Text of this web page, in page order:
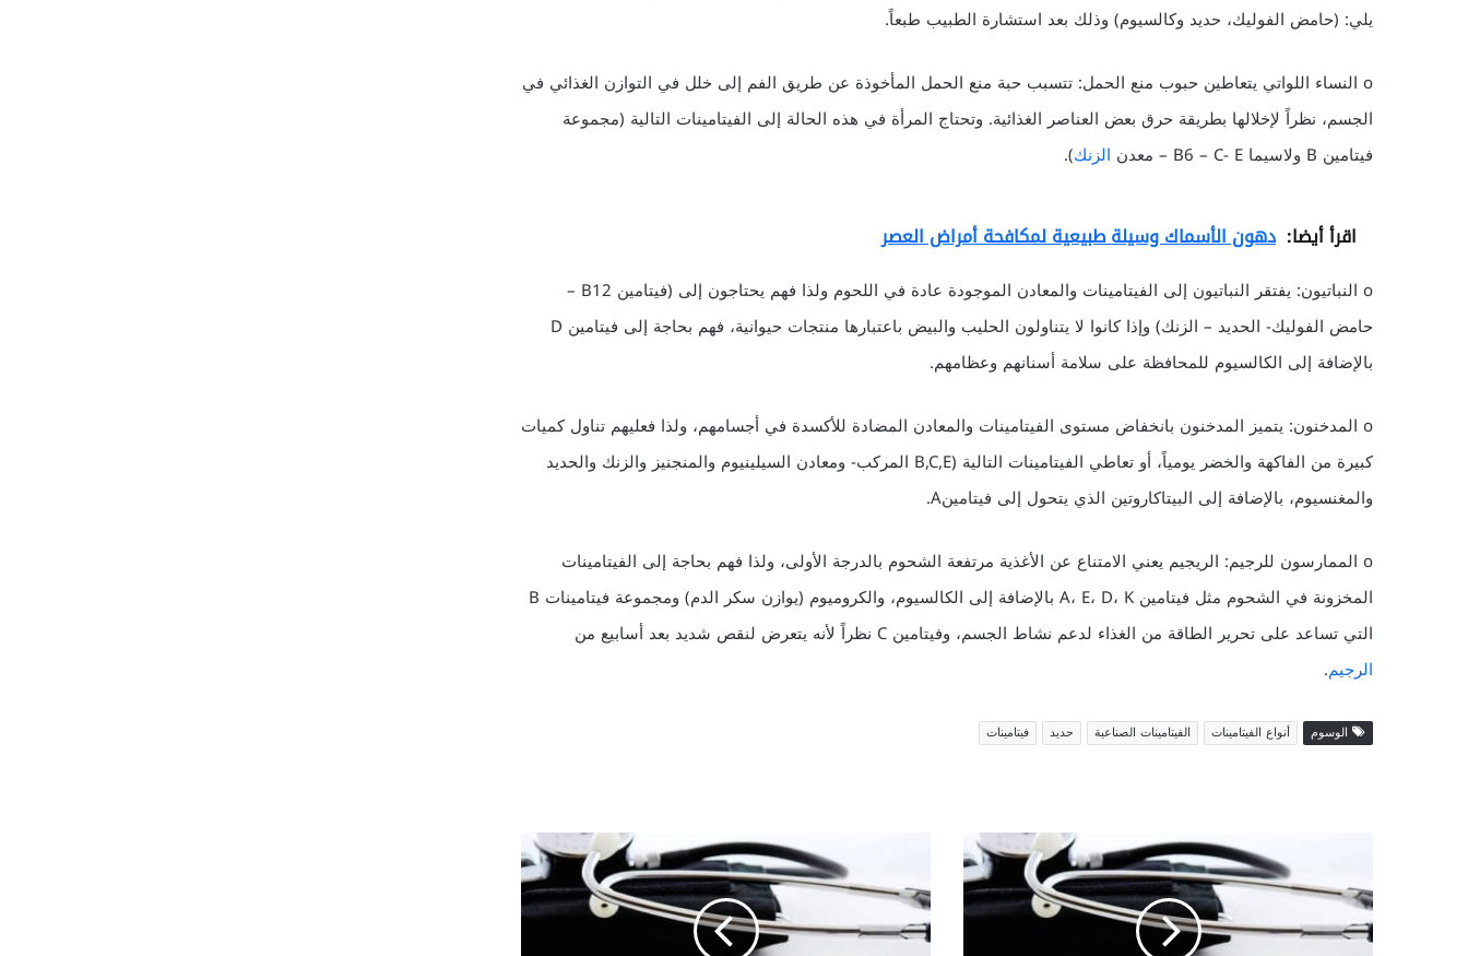
يلي: (حامض الفوليك، حديد وكالسيوم) وذلك بعد استشارة الطبيب طبعاً.
o النساء اللواتي يتعاطين حبوب منع الحمل: تتسبب حبة منع الحمل المأخوذة عن طريق الفم إلى خلل في التوازن الغذائي في
الجسم، نظراً لإخلالها بطريقة حرق بعض العناصر الغذائية. وتحتاج المرأة في هذه الحالة إلى الفيتامينات التالية (مجموعة
فيتامين B ولاسيما B6 – C- E – معدن
الزنك).
اقرأ أيضا: دهون الأسماك وسيلة طبيعية لمكافحة أمراض العصر
o النباتيون: يفتقر النباتيون إلى الفيتامينات والمعادن الموجودة عادة في اللحوم ولذا فهم يحتاجون إلى (فيتامين B12 –
حامض الفوليك- الحديد – الزنك) وإذا كانوا لا يتناولون الحليب والبيض باعتبارها منتجات حيوانية، فهم بحاجة إلى فيتامين D
بالإضافة إلى الكالسيوم للمحافظة على سلامة أسنانهم وعظامهم.
o المدخنون: يتميز المدخنون بانخفاض مستوى الفيتامينات والمعادن المضادة للأكسدة في أجسامهم، ولذا فعليهم تناول كميات
كبيرة من الفاكهة والخضر يومياً، أو تعاطي الفيتامينات التالية (B,C,E المركب- ومعادن السيلينيوم والمنجنيز والزنك والحديد
والمغنسيوم، بالإضافة إلى البيتاكاروتين الذي يتحول إلى فيتامينA.
o الممارسون للرجيم: الريجيم يعني الامتناع عن الأغذية مرتفعة الشحوم بالدرجة الأولى، ولذا فهم بحاجة إلى الفيتامينات
المخزونة في الشحوم مثل فيتامين A، E، D، K بالإضافة إلى الكالسيوم، والكروميوم (يوازن سكر الدم) ومجموعة فيتامينات B
التي تساعد على تحرير الطاقة من الغذاء لدعم نشاط الجسم، وفيتامين C نظراً لأنه يتعرض لنقص شديد بعد أسابيع من
الرجيم.
الوسوم أنواع الفيتامينات الفيتامينات الصناعية حديد فيتامينات
ف
ح
ص
ن
ة
ا